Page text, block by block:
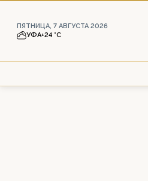
ПЯТНИЦА, 7 АВГУСТА 2026
УФА+24 °С